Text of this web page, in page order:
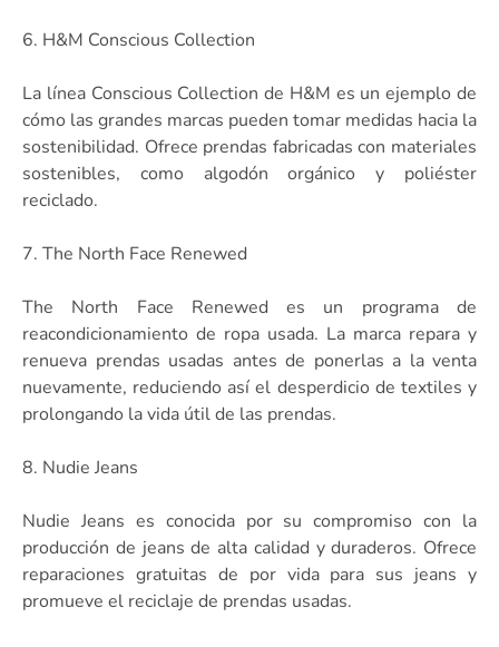
6. H&M Conscious Collection
La línea Conscious Collection de H&M es un ejemplo de
cómo las grandes marcas pueden tomar medidas hacia la
sostenibilidad. Ofrece prendas fabricadas con materiales
sostenibles, como algodón orgánico y poliéster
reciclado.
7. The North Face Renewed
The North Face Renewed es un programa de
reacondicionamiento de ropa usada. La marca repara y
renueva prendas usadas antes de ponerlas a la venta
nuevamente, reduciendo así el desperdicio de textiles y
prolongando la vida útil de las prendas.
8. Nudie Jeans
Nudie Jeans es conocida por su compromiso con la
producción de jeans de alta calidad y duraderos. Ofrece
reparaciones gratuitas de por vida para sus jeans y
promueve el reciclaje de prendas usadas.